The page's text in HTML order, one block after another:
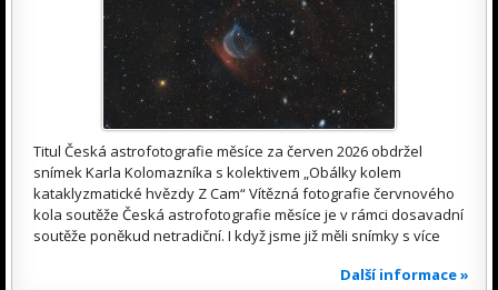
Titul Česká astrofotografie měsíce za červen 2026 obdržel
snímek Karla Kolomazníka s kolektivem „Obálky kolem
kataklyzmatické hvězdy Z Cam“ Vítězná fotografie červnového
kola soutěže Česká astrofotografie měsíce je v rámci dosavadní
soutěže poněkud netradiční. I když jsme již měli snímky s více
Další informace »